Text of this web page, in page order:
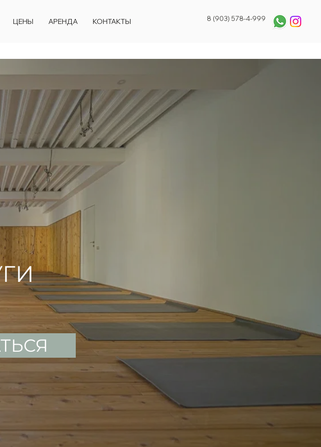
ЦЕНЫ АРЕНДА КОНТАКТЫ 8 (903) 578-4-999